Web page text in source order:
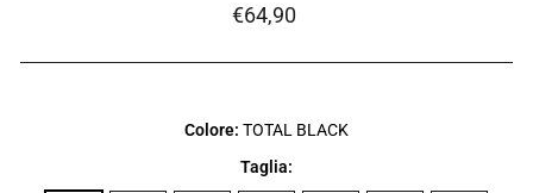
Prezzo
€64,90
Colore: TOTAL BLACK
Taglia: